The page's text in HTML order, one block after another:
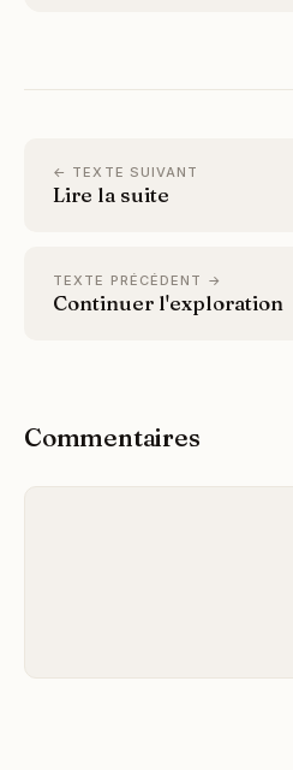
← TEXTE SUIVANT
Lire la suite
TEXTE PRÉCÉDENT →
Continuer l'exploration
Commentaires